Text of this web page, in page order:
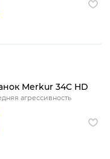
Merkur 34C HD
агрессивность